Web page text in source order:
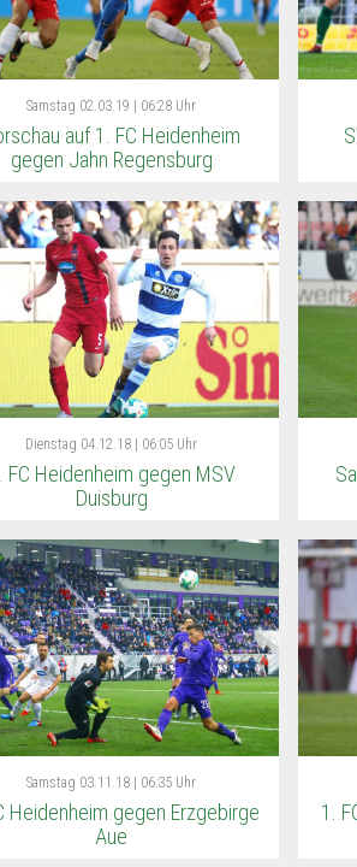
Samstag 02.03.19 | 06:28 Uhr
auf 1. FC Heidenheim
gegen Jahn Regensburg
Dienstag 04.12.18 | 06:05 Uhr
FC Heidenheim gegen MSV
Duisburg
Samstag 03.11.18 | 06:35 Uhr
Heidenheim gegen Erzgebirge
Aue
1.